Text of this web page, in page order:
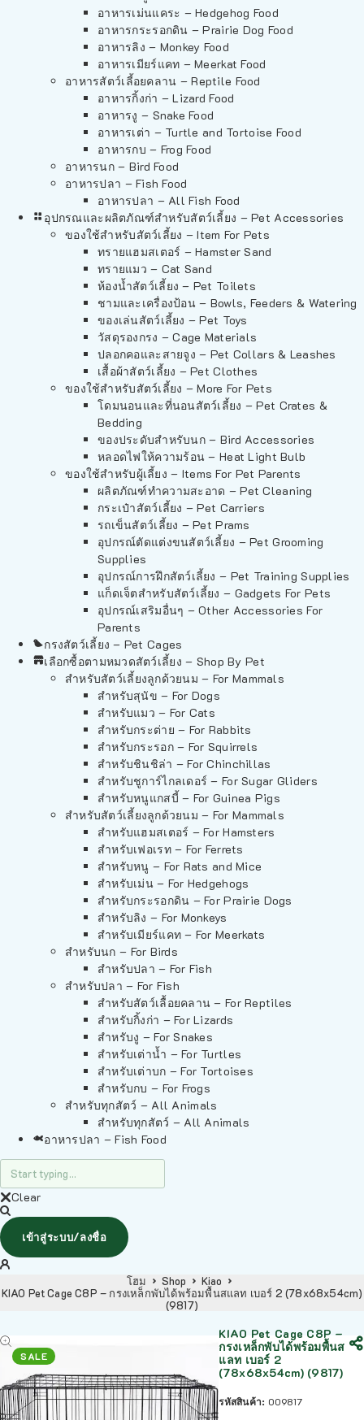
อาหารเม่นแคระ – Hedgehog Food
อาหารกระรอกดิน – Prairie Dog Food
อาหารลิง – Monkey Food
อาหารเมียร์แคท – Meerkat Food
อาหารสัตว์เลี้อยคลาน – Reptile Food
อาหารกิ้งก่า – Lizard Food
อาหารงู – Snake Food
อาหารเต่า – Turtle and Tortoise Food
อาหารกบ – Frog Food
อาหารนก – Bird Food
อาหารปลา – Fish Food
อาหารปลา – All Fish Food
อุปกรณและผลิตภัณฑ์สำหรับสัตว์เลี้ยง – Pet Accessories
ของใช้สำหรับสัตว์เลี้ยง – Item For Pets
ทรายแฮมสเตอร์ – Hamster Sand
ทรายแมว – Cat Sand
ห้องน้ำสัตว์เลี้ยง – Pet Toilets
ชามและเครื่องป้อน – Bowls, Feeders & Watering
ของเล่นสัตว์เลี้ยง – Pet Toys
วัสดุรองกรง – Cage Materials
ปลอกคอและสายจูง – Pet Collars & Leashes
เสื้อผ้าสัตว์เลี้ยง – Pet Clothes
ของใช้สำหรับสัตว์เลี้ยง – More For Pets
โดมนอนและที่นอนสัตว์เลี้ยง – Pet Crates &
Bedding
ของประดับสำหรับนก – Bird Accessories
หลอดไฟให้ความร้อน – Heat Light Bulb
ของใช้สำหรับผู้เลี้ยง – Items For Pet Parents
ผลิตภัณฑ์ทำความสะอาด – Pet Cleaning
กระเป๋าสัตว์เลี้ยง – Pet Carriers
รถเข็นสัตว์เลี้ยง – Pet Prams
อุปกรณ์ตัดแต่งขนสัตว์เลี้ยง – Pet Grooming
Supplies
อุปกรณ์การฝึกสัตว์เลี้ยง – Pet Training Supplies
แก็ดเจ็ตสำหรับสัตว์เลี้ยง – Gadgets For Pets
อุปกรณ์เสริมอื่นๆ – Other Accessories For
Parents
กรงสัตว์เลี้ยง – Pet Cages
เลือกซื้อตามหมวดสัตว์เลี้ยง – Shop By Pet
สำหรับสัตว์เลี้ยงลูกด้วยนม – For Mammals
สำหรับสุนัข – For Dogs
สำหรับแมว – For Cats
สำหรับกระต่าย – For Rabbits
สำหรับกระรอก – For Squirrels
สำหรับชินชิล่า – For Chinchillas
สำหรับชูการ์ไกลเดอร์ – For Sugar Gliders
สำหรับหนูแกสบี้ – For Guinea Pigs
สำหรับสัตว์เลี้ยงลูกด้วยนม – For Mammals
สำหรับแฮมสเตอร์ – For Hamsters
สำหรับเฟอเรท – For Ferrets
สำหรับหนู – For Rats and Mice
สำหรับเม่น – For Hedgehogs
สำหรับกระรอกดิน – For Prairie Dogs
สำหรับลิง – For Monkeys
สำหรับเมียร์แคท – For Meerkats
สำหรับนก – For Birds
สำหรับปลา – For Fish
สำหรับปลา – For Fish
สำหรับสัตว์เลื้อยคลาน – For Reptiles
สำหรับกิ้งก่า – For Lizards
สำหรับงู – For Snakes
สำหรับเต่าน้ำ – For Turtles
สำหรับเต่าบก – For Tortoises
สำหรับกบ – For Frogs
สำหรับทุกสัตว์ – All Animals
สำหรับทุกสัตว์ – All Animals
อาหารปลา – Fish Food
Clear
เข้าสู่ระบบ/ลงชื่อ
โฮม Shop
Kiao
KIAO Pet Cage C8P – กรงเหล็กพับได้พร้อมพื้นสแลท เบอร์ 2 (78x68x54cm)
(9817)
SALE
KIAO Pet Cage C8P –
กรงเหล็กพับได้พร้อมพื้นส
แลท เบอร์ 2
(78x68x54cm) (9817)
รหัสสินค้า: 009817